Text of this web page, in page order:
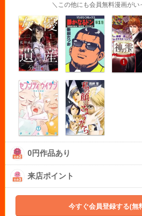
＼この他にも会員無料漫画がい
0円作品あり
来店ポイント
今すぐ会員登録する(無